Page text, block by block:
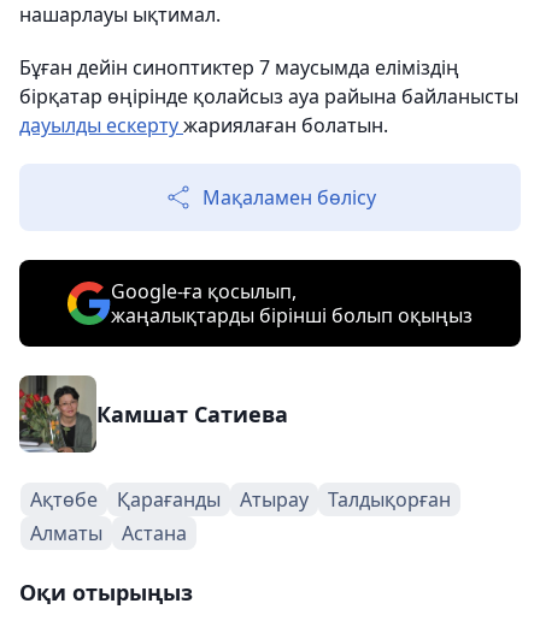
нашарлауы ықтимал.
Бұған дейін синоптиктер 7 маусымда еліміздің
бірқатар өңірінде қолайсыз ауа райына байланысты
дауылды ескертужариялаған болатын.
Мақаламен бөлісу
Google-ға қосылып,
жаңалықтарды бірінші болып оқыңыз
Камшат Сатиева
Ақтөбе Қарағанды Атырау
Талдықорған
Алматы
Астана
Оқи отырыңыз